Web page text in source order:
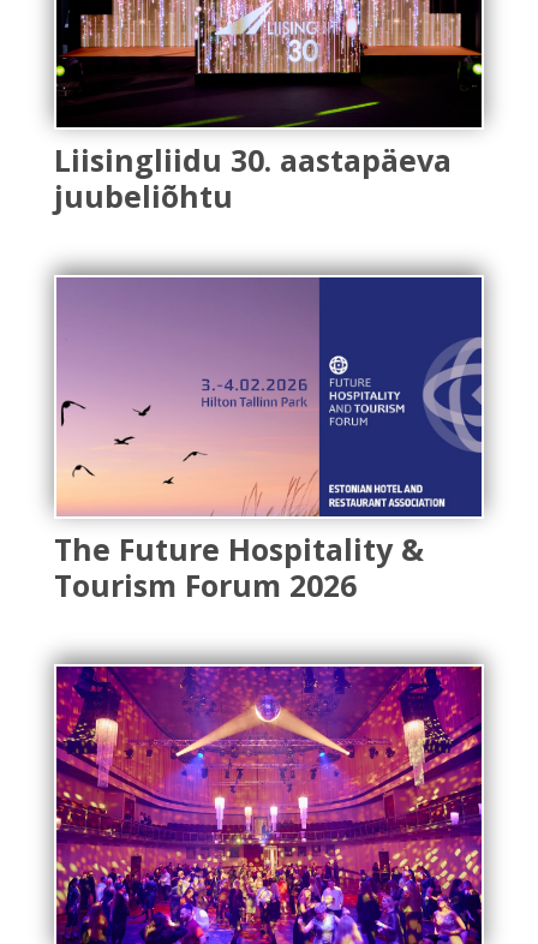
Liisingliidu 30. aastapäeva
juubeliõhtu
The Future Hospitality &
Tourism Forum 2026